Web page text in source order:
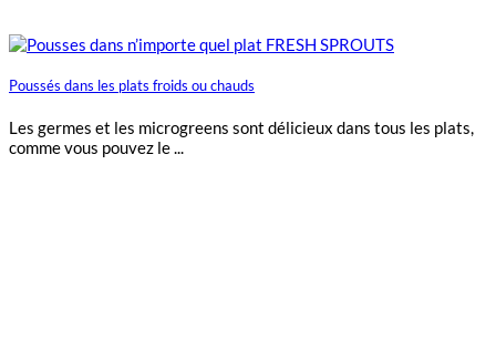
Poussés dans les plats froids ou chauds
Les germes et les microgreens sont délicieux dans tous les plats,
comme vous pouvez le ...